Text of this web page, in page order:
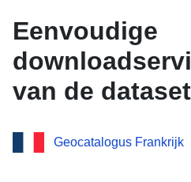
Eenvoudige
van de
van de
van Brillecourt
Geocatalogus Frankrijk